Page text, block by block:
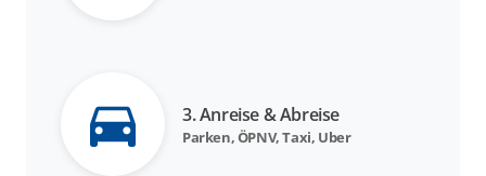
3. Anreise & Abreise
Parken, ÖPNV, Taxi, Uber